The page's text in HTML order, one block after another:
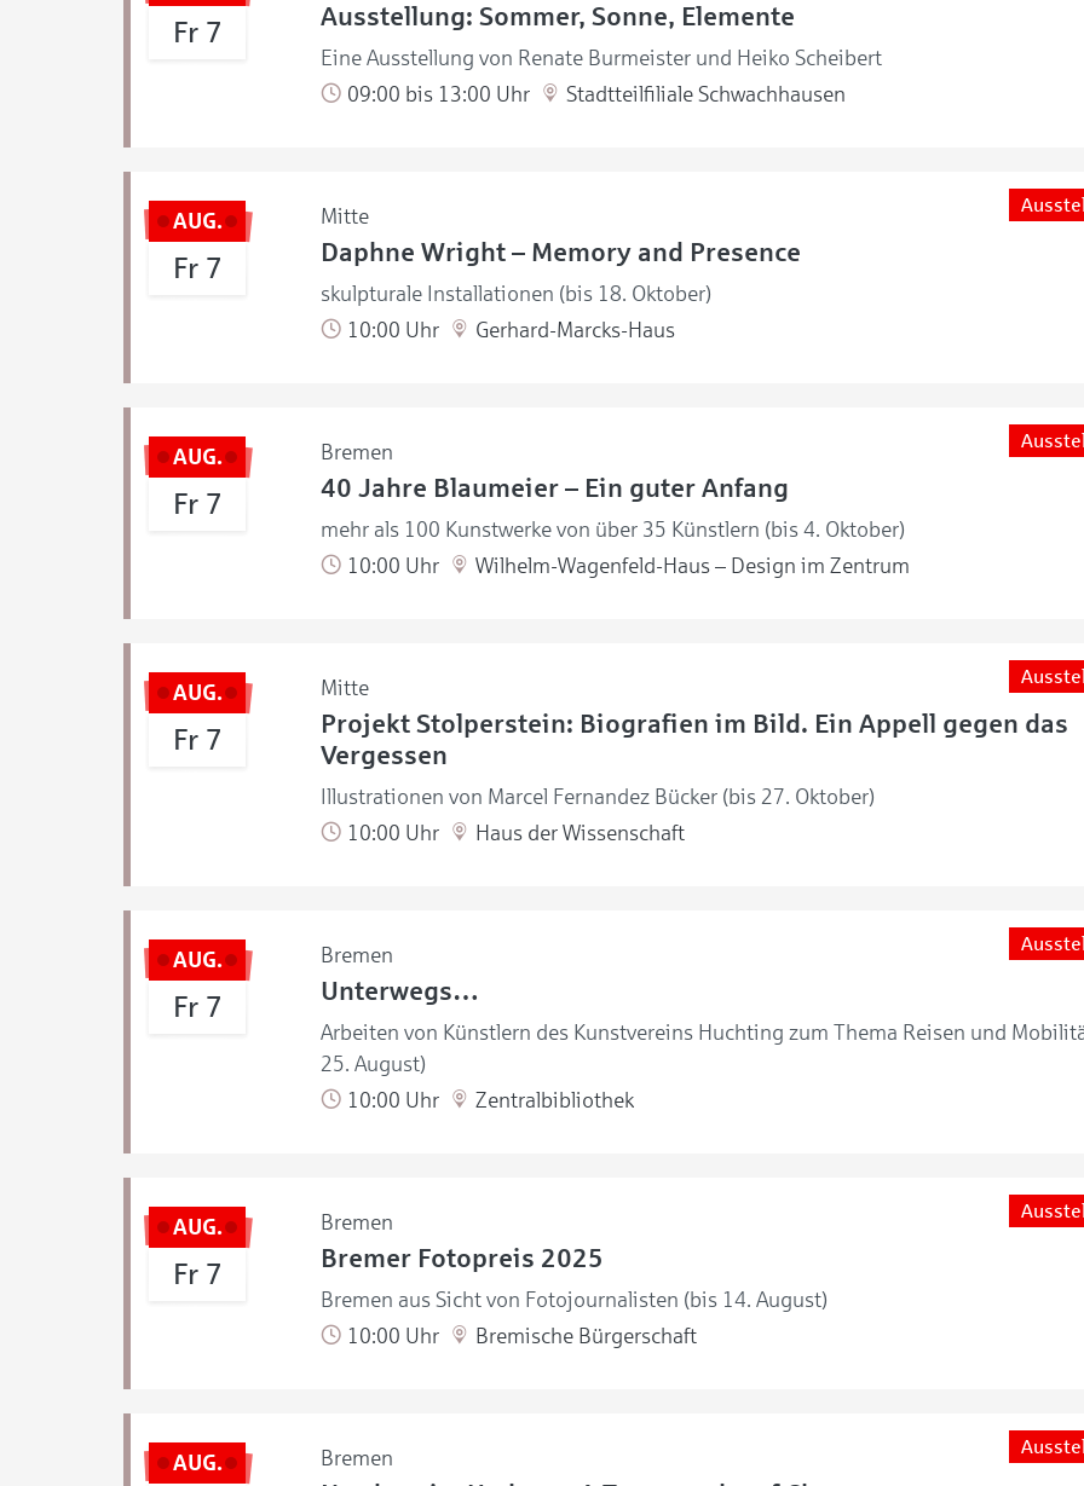
Fr 7
Ausstellung: Sommer, Sonne, Elemente
Eine Ausstellung von Renate Burmeister und Heiko Scheibert
09:00 bis 13:00 Uhr
Stadtteilfiliale Schwachhausen
AUG.
Fr 7
Mitte
Daphne Wright – Memory and Presence
skulpturale Installationen (bis 18. Oktober)
10:00 Uhr
Gerhard-Marcks-Haus
AUG.
Fr 7
Bremen
40 Jahre Blaumeier – Ein guter Anfang
mehr als 100 Kunstwerke von über 35 Künstlern (bis 4. Oktober)
10:00 Uhr
Wilhelm-Wagenfeld-Haus – Design im Zentrum
AUG.
Fr 7
Mitte
Projekt Stolperstein: Biografien im Bild. Ein Appell gegen das
Vergessen
Illustrationen von Marcel Fernandez Bücker (bis 27. Oktober)
10:00 Uhr
Haus der Wissenschaft
AUG.
Fr 7
Bremen
Unterwegs…
Arbeiten von Künstlern des Kunstvereins Huchting zum Thema Reisen und
25. August)
10:00 Uhr
Zentralbibliothek
AUG.
Fr 7
Bremen
Bremer Fotopreis 2025
Bremen aus Sicht von Fotojournalisten (bis 14. August)
10:00 Uhr
Bremische Bürgerschaft
AUG. Bremen